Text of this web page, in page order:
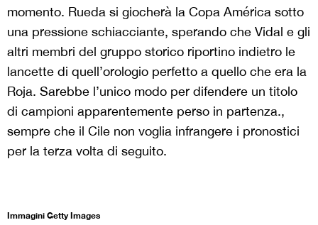
momento. Rueda si giocherà la Copa América sotto
una pressione schiacciante, sperando che Vidal e gli
altri membri del gruppo storico riportino indietro le
lancette di quell’orologio perfetto a quello che era la
Roja. Sarebbe l’unico modo per difendere un titolo
di campioni apparentemente perso in partenza.,
sempre che il Cile non voglia infrangere i pronostici
per la terza volta di seguito.
Immagini Getty Images